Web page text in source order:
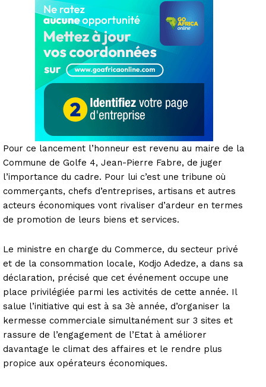
Pour ce lancement l’honneur est revenu au maire de la
Commune de Golfe 4, Jean-Pierre Fabre, de juger
l’importance du cadre. Pour lui c’est une tribune où
commerçants, chefs d’entreprises, artisans et autres
acteurs économiques vont rivaliser d’ardeur en termes
de promotion de leurs biens et services.
Le ministre en charge du Commerce, du secteur privé
et de la consommation locale, Kodjo Adedze, a dans sa
déclaration, précisé que cet événement occupe une
place privilégiée parmi les activités de cette année. Il
salue l’initiative qui est à sa 3è année, d’organiser la
kermesse commerciale simultanément sur 3 sites et
rassure de l’engagement de l’Etat à améliorer
davantage le climat des affaires et le rendre plus
propice aux opérateurs économiques.